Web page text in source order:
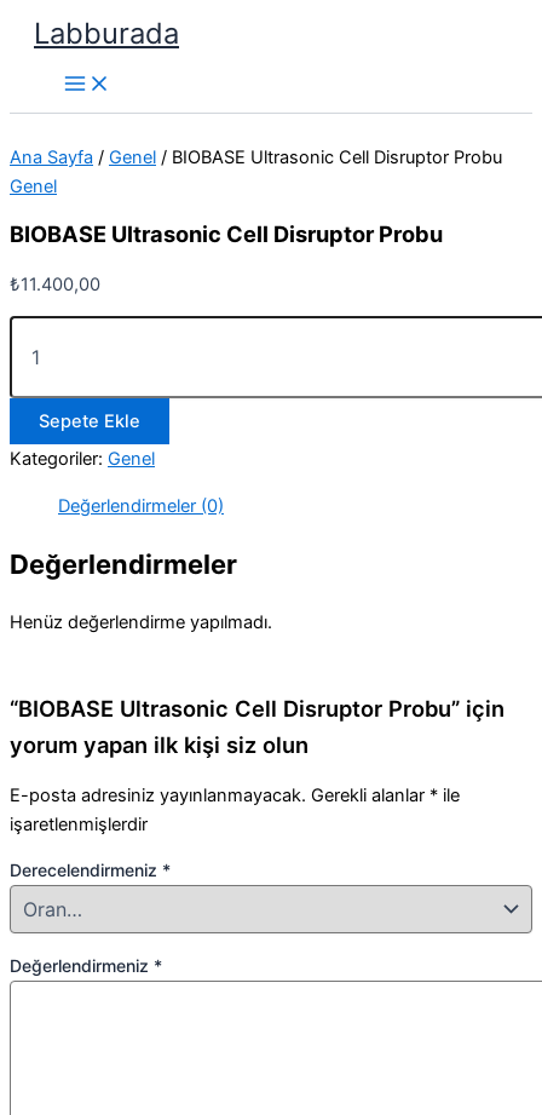
İçeriğe
atla
Labburada
Ana Sayfa / Genel / BIOBASE Ultrasonic Cell Disruptor Probu
Genel
BIOBASE Ultrasonic Cell Disruptor Probu
₺11.400,00
BIOBASE
Ultrasonic
Disruptor
Probu
adet
Sepete Ekle
Kategoriler: Genel
Değerlendirmeler (0)
Değerlendirmeler
Henüz değerlendirme yapılmadı.
“BIOBASE Ultrasonic Cell Disruptor Probu” için
yorum yapan ilk kişi siz olun
E-posta adresiniz yayınlanmayacak. Gerekli alanlar * ile
işaretlenmişlerdir
Derecelendirmeniz *
Değerlendirmeniz *